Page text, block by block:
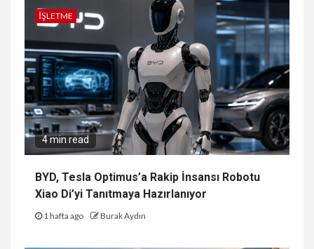
İŞLETME
4 min read
BYD, Tesla Optimus’a Rakip İnsansı Robotu
Xiao Di’yi Tanıtmaya Hazırlanıyor
1 hafta ago Burak Aydın